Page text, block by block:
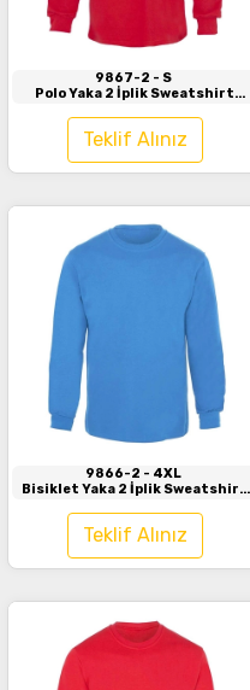
9867-2 - S
Polo Yaka 2 İplik Sweatshirt
Teklif Alınız
9866-2 - 4XL
Bisiklet Yaka 2 İplik Sweatshirt
Teklif Alınız